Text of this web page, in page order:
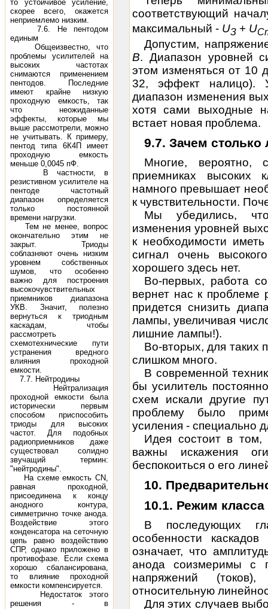
то устойчивое усиление,
скорее всего, окажется
неприемлемо низким.
7.6. Не пентодом
единым
Общеизвестно, что
проблемы усилителей на
высоких частотах
снимаются применением
пентодов. Последние
имеют крайне низкую
проходную емкость, так
что неожиданные
эффекты, которые мы
выше рассмотрели, можно
не учитывать. К примеру,
пентод типа 6К4П имеет
проходную емкость
меньше 0,0045 пФ.
В частности, в
резистивном усилителе на
пентоде частотный
диапазон определяется
только постоянной
времени нагрузки.
Тем не менее, вопрос
окончательно этим не
закрыт. Триоды
соблазняют очень низким
уровнем собственных
шумов, что особенно
важно для построения
высокочувствительных
приемников диапазона
УКВ. Значит, полезно
вернуться к триодным
каскадам, чтобы
рассмотреть
схемотехнические пути
устранения вредного
влияния проходной
емкости.
7.7. Нейтродины
Нейтрализация
проходной емкости была
исторически первым
способом приспособить
триоды для высоких
частот. Для подобных
радиоприемников даже
существовал солидно
звучащий термин:
"нейтродины".
На схеме емкость СN,
равная проходной,
присоединена к концу
анодного контура,
симметрично точке анода.
Воздействие этого
конденсатора на сеточную
цепь равно воздействию
СПР, однако приложено в
противофазе. Если схема
хорошо сбалансирована,
то влияние проходной
емкости компенсируется.
Недостаток этого
решения - в
соответствующий
максимальный - UЗ + U
Допустим,
В. Диапазон уровней
этом изменяться от 10
32, эффект налицо).
диапазон изменения
хотя сами выходные
встает новая проблема.
9.7. Зачем столько
Многие, вероятно,
приемниках высоких
намного превышает
к чувствительности.
Мы убедились,
изменения уровней
к необходимости
сигнал очень
хорошего здесь нет.
Во-первых, работа
вернет нас к проблеме
придется снизить
лампы, увеличивая
лишние лампы!).
Во-вторых, для таких
слишком много.
В современной
бы усилитель
схем искали другие
проблему было
усиления - специально
Идея состоит в
важны искажения
беспокоиться о его
10.
10.1. Режим
В последующих
особенности
означает, что
анода соизмеримы с
напряжений
относительную
Для этих случаев